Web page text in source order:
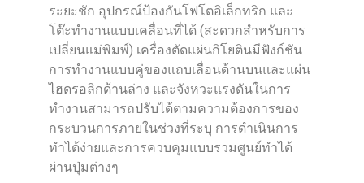
ระยะชัก อุปกรณ์ป้องกันโฟโตอิเล็กทริก และ
โต๊ะทำงานแบบเคลื่อนที่ได้ (สะดวกสำหรับการ
เปลี่ยนแม่พิมพ์) เครื่องตัดแผ่นกิโยตินมีฟังก์ชัน
การทำงานแบบคู่ของแถบเลื่อนด้านบนและแผ่น
ไฮดรอลิกด้านล่าง และจังหวะแรงดันในการ
ทำงานสามารถปรับได้ตามความต้องการของ
กระบวนการภายในช่วงที่ระบุ การดำเนินการ
ทำได้ง่ายและการควบคุมแบบรวมศูนย์ทำได้
ผ่านปุ่มต่างๆ